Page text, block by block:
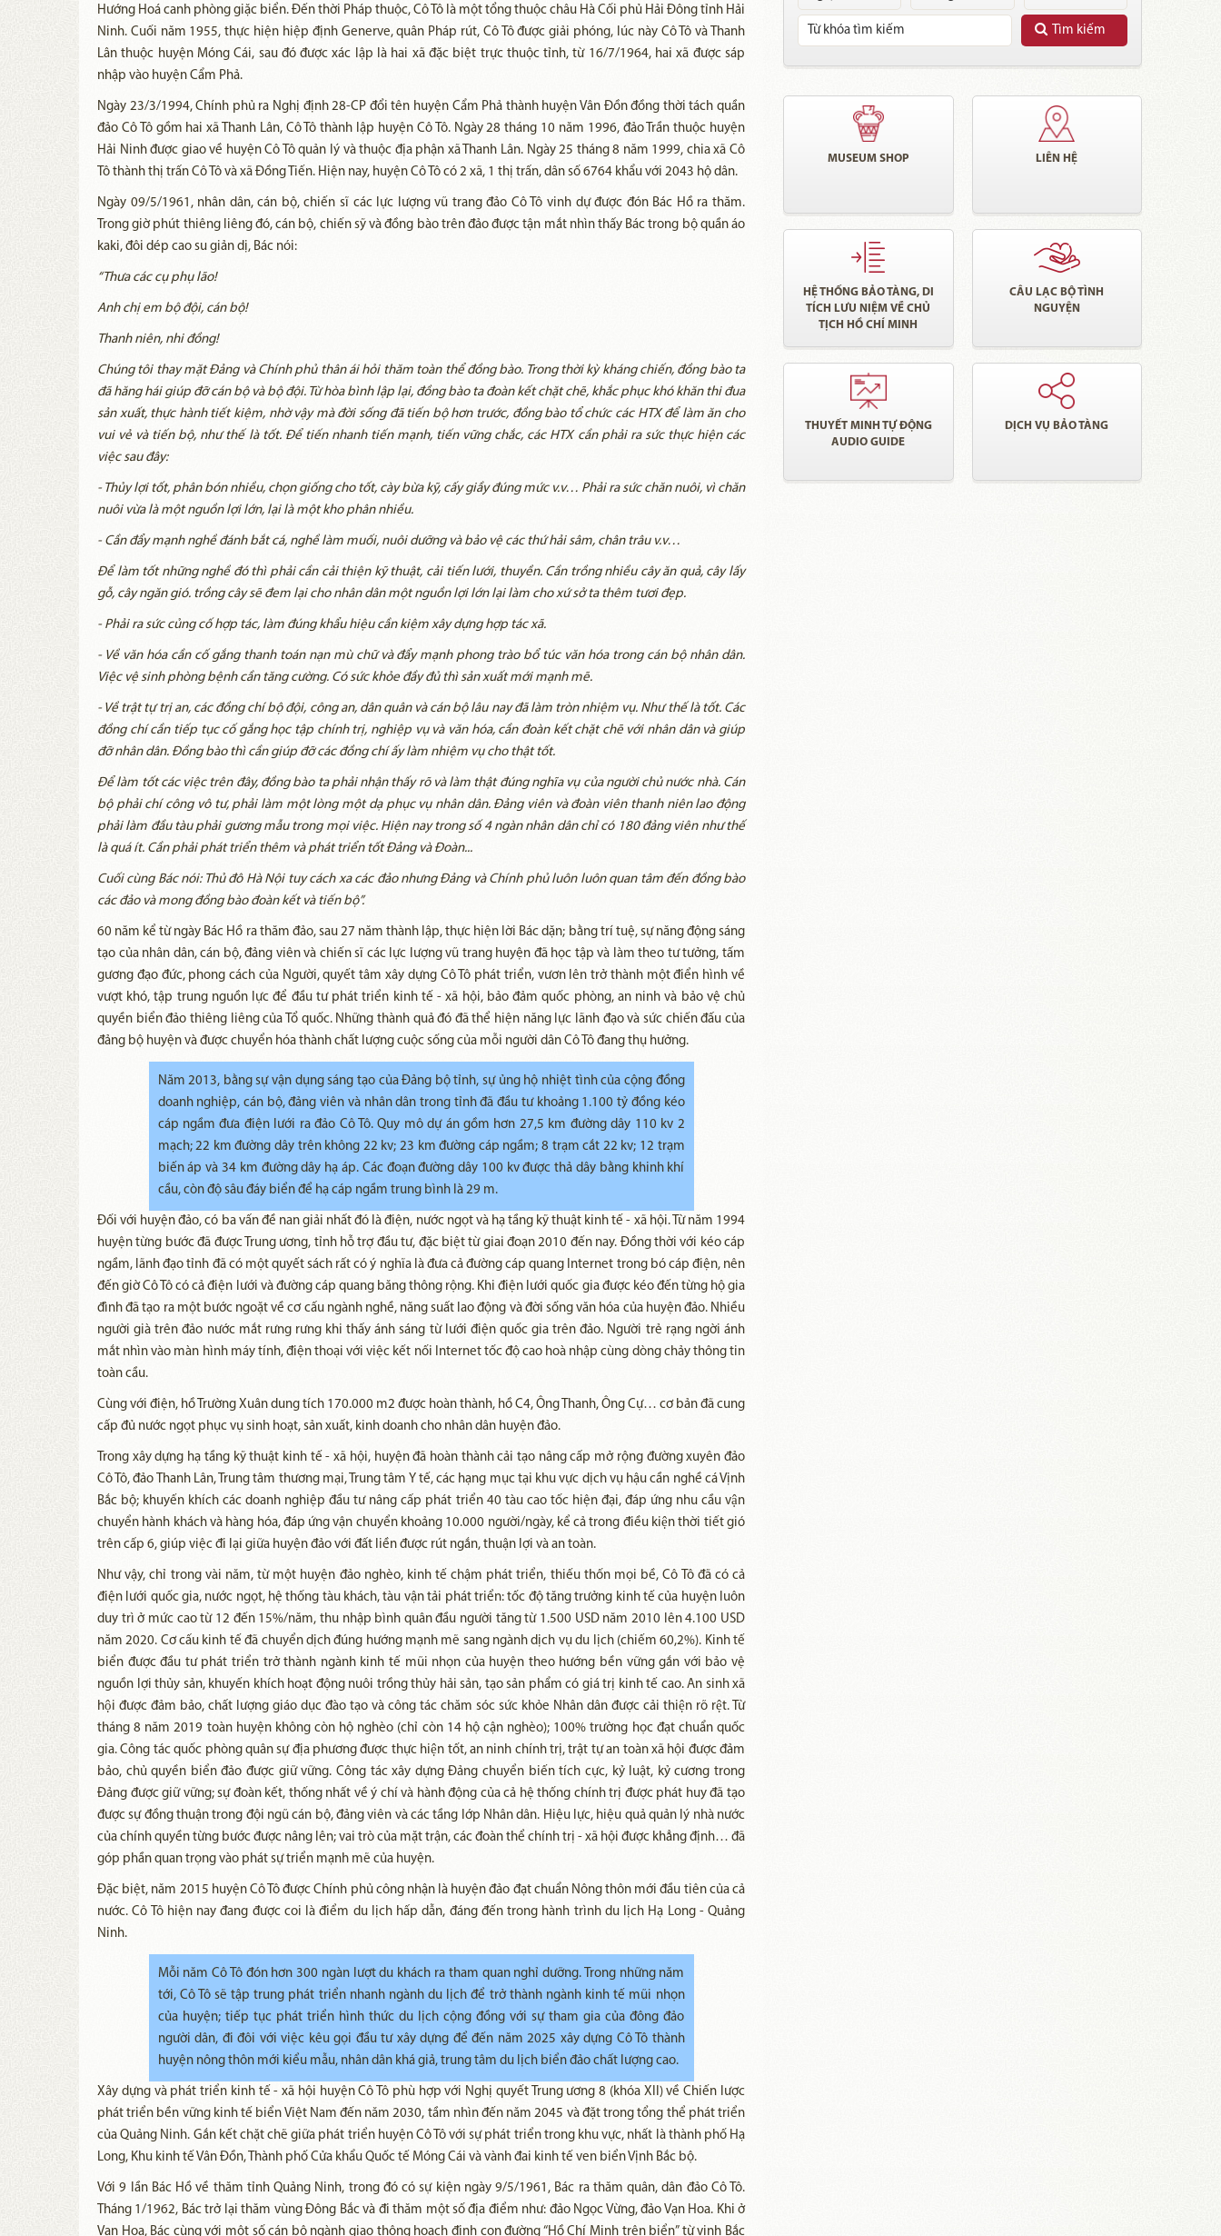
Hướng Hoá canh phòng giặc biển. Đến thời Pháp thuộc, Cô Tô là một tổng thuộc châu Hà Cối phủ Hải Đông tỉnh Hải
Ninh. Cuối năm 1955, thực hiện hiệp định Generve, quân Pháp rút, Cô Tô được giải phóng, lúc này Cô Tô và Thanh
Lân thuộc huyện Móng Cái, sau đó được xác lập là hai xã đặc biệt trực thuộc tỉnh, từ 16/7/1964, hai xã được sáp
nhập vào huyện Cẩm Phả.
Ngày 23/3/1994, Chính phủ ra Nghị định 28-CP đổi tên huyện Cẩm Phả thành huyện Vân Đồn đồng thời tách quần
đảo Cô Tô gồm hai xã Thanh Lân, Cô Tô thành lập huyện Cô Tô. Ngày 28 tháng 10 năm 1996, đảo Trần thuộc huyện
Hải Ninh được giao về huyện Cô Tô quản lý và thuộc địa phận xã Thanh Lân. Ngày 25 tháng 8 năm 1999, chia xã Cô
Tô thành thị trấn Cô Tô và xã Đồng Tiến. Hiện nay, huyện Cô Tô có 2 xã, 1 thị trấn, dân số 6764 khẩu với 2043 hộ dân.
Ngày 09/5/1961, nhân dân, cán bộ, chiến sĩ các lực lượng vũ trang đảo Cô Tô vinh dự được đón Bác Hồ ra thăm.
Trong giờ phút thiêng liêng đó, cán bộ, chiến sỹ và đồng bào trên đảo được tận mắt nhìn thấy Bác trong bộ quần áo
kaki, đôi dép cao su giản dị, Bác nói:
“Thưa các cụ phụ lão!
Anh chị em bộ đội, cán bộ!
Thanh niên, nhi đồng!
Chúng tôi thay mặt Đảng và Chính phủ thân ái hỏi thăm toàn thể đồng bào. Trong thời kỳ kháng chiến, đồng bào ta
đã hăng hái giúp đỡ cán bộ và bộ đội. Từ hòa bình lập lại, đồng bào ta đoàn kết chặt chẽ, khắc phục khó khăn thi đua
sản xuất, thực hành tiết kiệm, nhờ vậy mà đời sống đã tiến bộ hơn trước, đồng bào tổ chức các HTX để làm ăn cho
vui vẻ và tiến bộ, như thế là tốt. Để tiến nhanh tiến mạnh, tiến vững chắc, các HTX cần phải ra sức thực hiện các
việc sau đây:
- Thủy lợi tốt, phân bón nhiều, chọn giống cho tốt, cày bừa kỹ, cấy giầy đúng mức v.v… Phải ra sức chăn nuôi, vì chăn
nuôi vừa là một nguồn lợi lớn, lại là một kho phân nhiều.
- Cần đẩy mạnh nghề đánh bắt cá, nghề làm muối, nuôi dưỡng và bảo vệ các thứ hải sâm, chân trâu v.v…
Để làm tốt những nghề đó thì phải cần cải thiện kỹ thuật, cải tiến lưới, thuyền. Cần trồng nhiều cây ăn quả, cây lấy
gỗ, cây ngăn gió. trồng cây sẽ đem lại cho nhân dân một nguồn lợi lớn lại làm cho xứ sở ta thêm tươi đẹp.
- Phải ra sức củng cố hợp tác, làm đúng khẩu hiệu cần kiệm xây dựng hợp tác xã.
- Về văn hóa cần cố gắng thanh toán nạn mù chữ và đẩy mạnh phong trào bổ túc văn hóa trong cán bộ nhân dân.
Việc vệ sinh phòng bệnh cần tăng cường. Có sức khỏe đầy đủ thì sản xuất mới mạnh mẽ.
- Về trật tự trị an, các đồng chí bộ đội, công an, dân quân và cán bộ lâu nay đã làm tròn nhiệm vụ. Như thế là tốt. Các
đồng chí cần tiếp tục cố gắng học tập chính trị, nghiệp vụ và văn hóa, cần đoàn kết chặt chẽ với nhân dân và giúp
đỡ nhân dân. Đồng bào thì cần giúp đỡ các đồng chí ấy làm nhiệm vụ cho thật tốt.
Để làm tốt các việc trên đây, đồng bào ta phải nhận thấy rõ và làm thật đúng nghĩa vụ của người chủ nước nhà. Cán
bộ phải chí công vô tư, phải làm một lòng một dạ phục vụ nhân dân. Đảng viên và đoàn viên thanh niên lao động
phải làm đầu tàu phải gương mẫu trong mọi việc. Hiện nay trong số 4 ngàn nhân dân chỉ có 180 đảng viên như thế
là quá ít. Cần phải phát triển thêm và phát triển tốt Đảng và Đoàn...
Cuối cùng Bác nói: Thủ đô Hà Nội tuy cách xa các đảo nhưng Đảng và Chính phủ luôn luôn quan tâm đến đồng bào
các đảo và mong đồng bào đoàn kết và tiến bộ”.
60 năm kể từ ngày Bác Hồ ra thăm đảo, sau 27 năm thành lập, thực hiện lời Bác dặn; bằng trí tuệ, sự năng động sáng
tạo của nhân dân, cán bộ, đảng viên và chiến sĩ các lực lượng vũ trang huyện đã học tập và làm theo tư tưởng, tấm
gương đạo đức, phong cách của Người, quyết tâm xây dựng Cô Tô phát triển, vươn lên trở thành một điển hình về
vượt khó, tập trung nguồn lực để đầu tư phát triển kinh tế - xã hội, bảo đảm quốc phòng, an ninh và bảo vệ chủ
quyền biển đảo thiêng liêng của Tổ quốc. Những thành quả đó đã thể hiện năng lực lãnh đạo và sức chiến đấu của
đảng bộ huyện và được chuyển hóa thành chất lượng cuộc sống của mỗi người dân Cô Tô đang thụ hưởng.
Năm 2013, bằng sự vận dụng sáng tạo của Đảng bộ tỉnh, sự ủng hộ nhiệt tình của cộng đồng
doanh nghiệp, cán bộ, đảng viên và nhân dân trong tỉnh đã đầu tư khoảng 1.100 tỷ đồng kéo
cáp ngầm đưa điện lưới ra đảo Cô Tô. Quy mô dự án gồm hơn 27,5 km đường dây 110 kv 2
mạch; 22 km đường dây trên không 22 kv; 23 km đường cáp ngầm; 8 trạm cắt 22 kv; 12 trạm
biến áp và 34 km đường dây hạ áp. Các đoạn đường dây 100 kv được thả dây bằng khinh khí
cầu, còn độ sâu đáy biển để hạ cáp ngầm trung bình là 29 m.
Đối với huyện đảo, có ba vấn đề nan giải nhất đó là điện, nước ngọt và hạ tầng kỹ thuật kinh tế - xã hội. Từ năm 1994
huyện từng bước đã được Trung ương, tỉnh hỗ trợ đầu tư, đặc biệt từ giai đoạn 2010 đến nay. Đồng thời với kéo cáp
ngầm, lãnh đạo tỉnh đã có một quyết sách rất có ý nghĩa là đưa cả đường cáp quang Internet trong bó cáp điện, nên
đến giờ Cô Tô có cả điện lưới và đường cáp quang băng thông rộng. Khi điện lưới quốc gia được kéo đến từng hộ gia
đình đã tạo ra một bước ngoặt về cơ cấu ngành nghề, năng suất lao động và đời sống văn hóa của huyện đảo. Nhiều
người già trên đảo nước mắt rưng rưng khi thấy ánh sáng từ lưới điện quốc gia trên đảo. Người trẻ rạng ngời ánh
mắt nhìn vào màn hình máy tính, điện thoại với việc kết nối Internet tốc độ cao hoà nhập cùng dòng chảy thông tin
toàn cầu.
Cùng với điện, hồ Trường Xuân dung tích 170.000 m2 được hoàn thành, hồ C4, Ông Thanh, Ông Cự… cơ bản đã cung
cấp đủ nước ngọt phục vụ sinh hoạt, sản xuất, kinh doanh cho nhân dân huyện đảo.
Trong xây dựng hạ tầng kỹ thuật kinh tế - xã hội, huyện đã hoàn thành cải tạo nâng cấp mở rộng đường xuyên đảo
Cô Tô, đảo Thanh Lân, Trung tâm thương mại, Trung tâm Y tế, các hạng mục tại khu vực dịch vụ hậu cần nghề cá Vịnh
Bắc bộ; khuyến khích các doanh nghiệp đầu tư nâng cấp phát triển 40 tàu cao tốc hiện đại, đáp ứng nhu cầu vận
chuyển hành khách và hàng hóa, đáp ứng vận chuyển khoảng 10.000 người/ngày, kể cả trong điều kiện thời tiết gió
trên cấp 6, giúp việc đi lại giữa huyện đảo với đất liền được rút ngắn, thuận lợi và an toàn.
Như vậy, chỉ trong vài năm, từ một huyện đảo nghèo, kinh tế chậm phát triển, thiếu thốn mọi bề, Cô Tô đã có cả
điện lưới quốc gia, nước ngọt, hệ thống tàu khách, tàu vận tải phát triển: tốc độ tăng trưởng kinh tế của huyện luôn
duy trì ở mức cao từ 12 đến 15%/năm, thu nhập bình quân đầu người tăng từ 1.500 USD năm 2010 lên 4.100 USD
năm 2020. Cơ cấu kinh tế đã chuyển dịch đúng hướng mạnh mẽ sang ngành dịch vụ du lịch (chiếm 60,2%). Kinh tế
biển được đầu tư phát triển trở thành ngành kinh tế mũi nhọn của huyện theo hướng bền vững gắn với bảo vệ
nguồn lợi thủy sản, khuyến khích hoạt động nuôi trồng thủy hải sản, tạo sản phẩm có giá trị kinh tế cao. An sinh xã
hội được đảm bảo, chất lượng giáo dục đào tạo và công tác chăm sóc sức khỏe Nhân dân được cải thiện rõ rệt. Từ
tháng 8 năm 2019 toàn huyện không còn hộ nghèo (chỉ còn 14 hộ cận nghèo); 100% trường học đạt chuẩn quốc
gia. Công tác quốc phòng quân sự địa phương được thực hiện tốt, an ninh chính trị, trật tự an toàn xã hội được đảm
bảo, chủ quyền biển đảo được giữ vững. Công tác xây dựng Đảng chuyển biến tích cực, kỷ luật, kỷ cương trong
Đảng được giữ vững; sự đoàn kết, thống nhất về ý chí và hành động của cả hệ thống chính trị được phát huy đã tạo
được sự đồng thuận trong đội ngũ cán bộ, đảng viên và các tầng lớp Nhân dân. Hiệu lực, hiệu quả quản lý nhà nước
của chính quyền từng bước được nâng lên; vai trò của mặt trận, các đoàn thể chính trị - xã hội được khẳng định… đã
góp phần quan trọng vào phát sự triển mạnh mẽ của huyện.
Đặc biệt, năm 2015 huyện Cô Tô được Chính phủ công nhận là huyện đảo đạt chuẩn Nông thôn mới đầu tiên của cả
nước. Cô Tô hiện nay đang được coi là điểm du lịch hấp dẫn, đáng đến trong hành trình du lịch Hạ Long - Quảng
Ninh.
Mỗi năm Cô Tô đón hơn 300 ngàn lượt du khách ra tham quan nghỉ dưỡng. Trong những năm
tới, Cô Tô sẽ tập trung phát triển nhanh ngành du lịch để trở thành ngành kinh tế mũi nhọn
của huyện; tiếp tục phát triển hình thức du lịch cộng đồng với sự tham gia của đông đảo
người dân, đi đôi với việc kêu gọi đầu tư xây dựng để đến năm 2025 xây dựng Cô Tô thành
huyện nông thôn mới kiểu mẫu, nhân dân khá giả, trung tâm du lịch biển đảo chất lượng cao.
Xây dựng và phát triển kinh tế - xã hội huyện Cô Tô phù hợp với Nghị quyết Trung ương 8 (khóa XII) về Chiến lược
phát triển bền vững kinh tế biển Việt Nam đến năm 2030, tầm nhìn đến năm 2045 và đặt trong tổng thể phát triển
của Quảng Ninh. Gắn kết chặt chẽ giữa phát triển huyện Cô Tô với sự phát triển trong khu vực, nhất là thành phố Hạ
Long, Khu kinh tế Vân Đồn, Thành phố Cửa khẩu Quốc tế Móng Cái và vành đai kinh tế ven biển Vịnh Bắc bộ.
Với 9 lần Bác Hồ về thăm tỉnh Quảng Ninh, trong đó có sự kiện ngày 9/5/1961, Bác ra thăm quân, dân đảo Cô Tô.
Tháng 1/1962, Bác trở lại thăm vùng Đông Bắc và đi thăm một số địa điểm như: đảo Ngọc Vừng, đảo Vạn Hoa. Khi ở
Vạn Hoa, Bác cùng với một số cán bộ ngành giao thông hoạch định con đường “Hồ Chí Minh trên biển” từ vịnh Bắc
Tìm kiếm
MUSEUM SHOP LIÊN HỆ
HỆ THỐNG BẢO TÀNG, DI
TÍCH LƯU NIỆM VỀ CHỦ
TỊCH HỒ CHÍ MINH
CÂU LẠC BỘ TÌNH
NGUYỆN
THUYẾT MINH TỰ ĐỘNG
AUDIO GUIDE
DỊCH VỤ BẢO TÀNG